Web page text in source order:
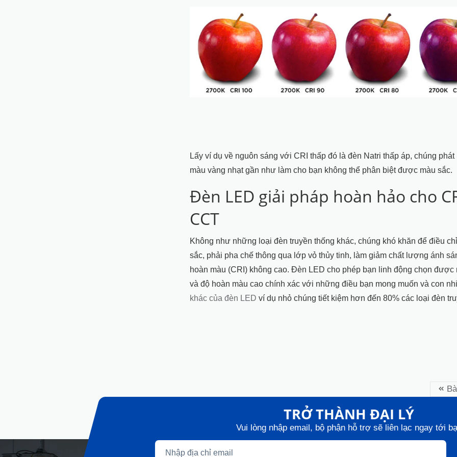
Lấy ví dụ về nguôn sáng với CRI thấp đó là đèn Natri thấp áp, chúng phát
màu vàng nhạt gần như làm cho bạn không thể phân biệt được màu sắc.
Đèn LED giải pháp hoàn hảo cho
CCT
Không như những loại đèn truyền thống khác, chúng khó khăn để điều
sắc, phải pha chế thông qua lớp vỏ thủy tinh, làm giảm chất lượng ánh
hoàn màu (CRI) không cao. Đèn LED cho phép bạn linh động chọn được
và độ hoàn màu cao chính xác với những điều bạn mong muốn và con
khác của đèn LED ví dụ nhỏ chúng tiết kiệm hơn đến 80% các loại đèn
TRỞ THÀNH ĐẠI LÝ
Vui lòng nhập email, bộ phận hỗ trợ sẽ liên lạc ngay tới